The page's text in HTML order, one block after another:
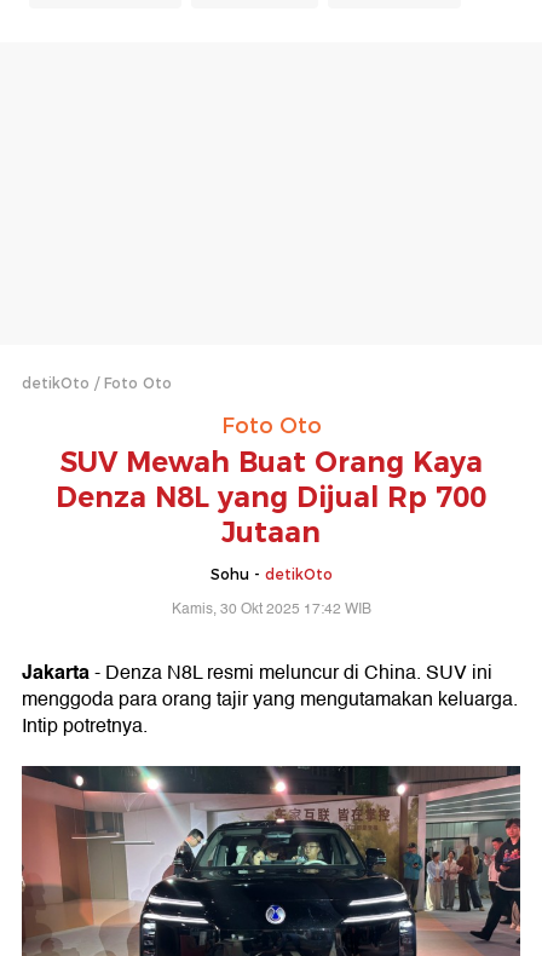
detikOto Foto Oto
Foto Oto
SUV Mewah Buat Orang Kaya
Denza N8L yang Dijual Rp 700
Jutaan
Sohu - detikOto
Kamis, 30 Okt 2025 17:42 WIB
Jakarta- Denza N8L resmi meluncur di China. SUV ini
menggoda para orang tajir yang mengutamakan keluarga.
Intip potretnya.